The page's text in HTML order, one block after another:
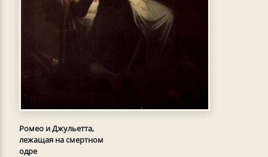
Ромео и Джульетта,
лежащая на смертном
одре